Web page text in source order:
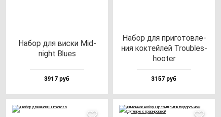
Набор для вис­ки Mid­
night Blu­es
3917 руб
Набор для при­го­тов­ле­
ния кок­тей­лей Tro­ub­les­
ho­oter
3157 руб